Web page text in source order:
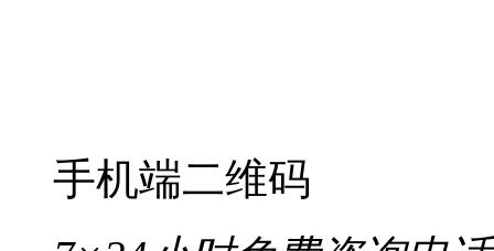
手机端二维码